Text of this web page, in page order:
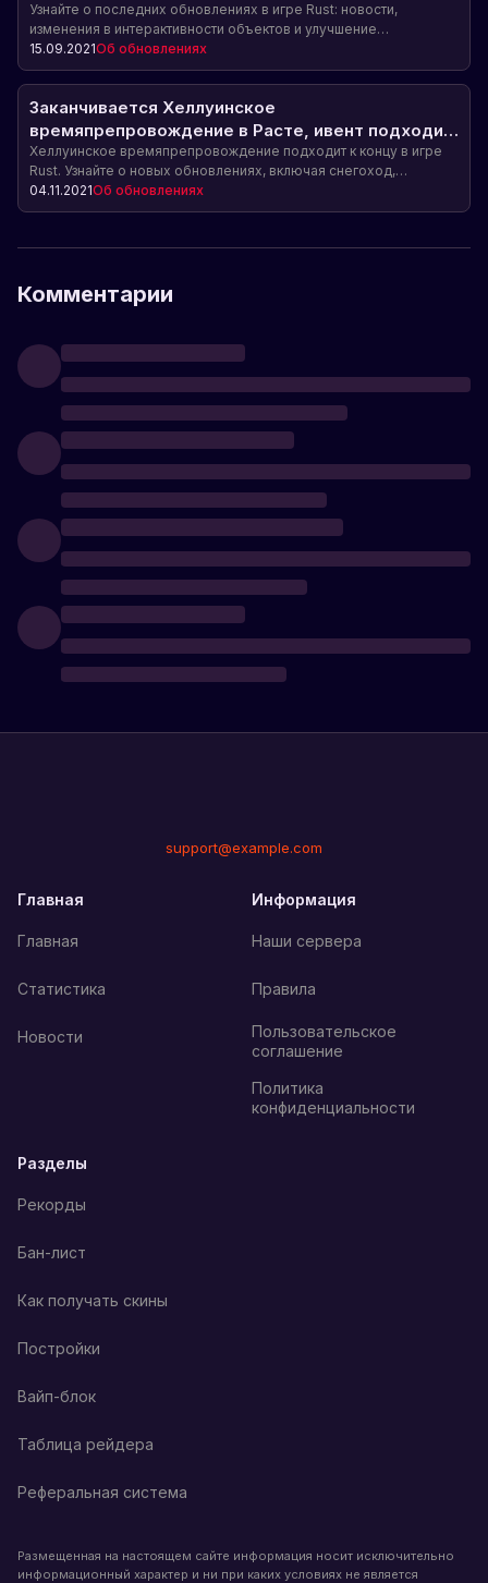
Узнайте о последних обновлениях в игре Rust: новости,
изменения в интерактивности объектов и улучшение
администрирования серверов.
15.09.2021Об обновлениях
Заканчивается Хеллуинское
времяпрепровождение в Расте, ивент подходит
к концу и вечером нас ждет обновление!
Хеллуинское времяпрепровождение подходит к концу в игре
Rust. Узнайте о новых обновлениях, включая снегоход,
коллайдер и переработку моделей. Будьте в курсе изменений
времени обновления.
04.11.2021Об обновлениях
Комментарии
support@example.com
Главная
Главная
Статистика
Новости
Информация
Наши сервера
Правила
Пользовательское
соглашение
Политика
конфиденциальности
Разделы
Рекорды
Бан-лист
Как получать скины
Постройки
Вайп-блок
Таблица рейдера
Реферальная система
Размещенная на настоящем сайте информация носит исключительно
информационный характер и ни при каких условиях не является